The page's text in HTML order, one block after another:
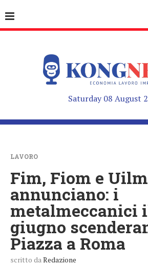
Saturday 08 August
LAVORO
Fim, Fiom e Uilm
annunciano: i
metalmeccanici
giugno
Piazza a Roma
scritto da Redazione